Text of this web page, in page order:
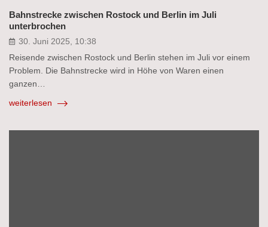
Bahnstrecke zwischen Rostock und Berlin im Juli
unterbrochen
30. Juni 2025, 10:38
Reisende zwischen Rostock und Berlin stehen im Juli vor einem
Problem. Die Bahnstrecke wird in Höhe von Waren einen
ganzen…
weiterlesen